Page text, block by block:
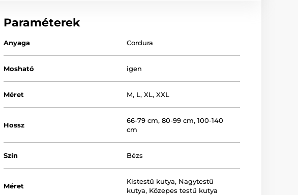
Paraméterek
Anyaga Cordura
Mosható igen
Méret M, L,XL,XXL
Hossz
66-79 cm,80-99 cm,100-140
cm
Szín Bézs
Méret
Kistestű kutya, Nagytestű
kutya, Közepes testű kutya